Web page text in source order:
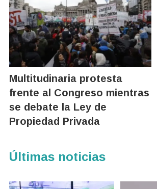
Multitudinaria protesta
frente al Congreso mientras
se debate la Ley de
Propiedad Privada
Últimas noticias